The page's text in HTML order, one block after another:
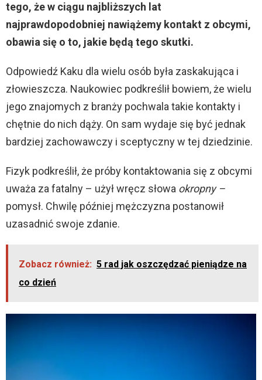
tego, że w ciągu najbliższych lat
najprawdopodobniej nawiążemy kontakt z obcymi,
obawia się o to, jakie będą tego skutki.
Odpowiedź Kaku dla wielu osób była zaskakująca i
złowieszcza. Naukowiec podkreślił bowiem, że wielu
jego znajomych z branży pochwala takie kontakty i
chętnie do nich dąży. On sam wydaje się być jednak
bardziej zachowawczy i sceptyczny w tej dziedzinie.
Fizyk podkreślił, że próby kontaktowania się z obcymi
uważa za fatalny – użył wręcz słowa okropny –
pomysł. Chwilę później mężczyzna postanowił
uzasadnić swoje zdanie.
Zobacz również: 5 rad jak oszczędzać pieniądze na
co dzień